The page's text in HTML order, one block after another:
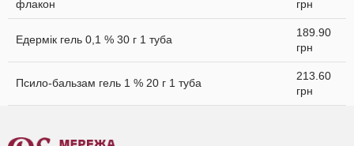
флакон
грн
Едермік гель 0,1 % 30 г 1 туба
189.90
грн
Псило-бальзам гель 1 % 20 г 1 туба
213.60
грн